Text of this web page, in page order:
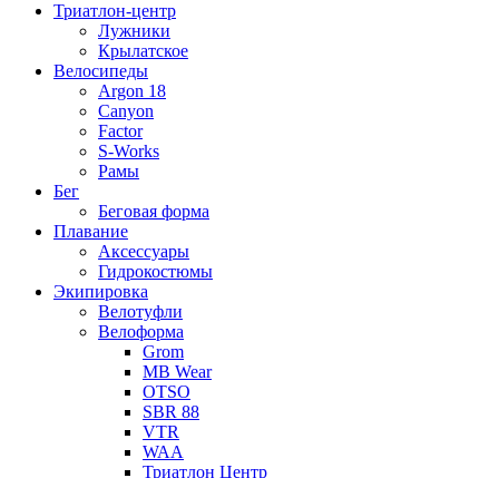
Триатлон-центр
Лужники
Крылатское
Велосипеды
Argon 18
Canyon
Factor
S-Works
Рамы
Бег
Беговая форма
Плавание
Аксессуары
Гидрокостюмы
Экипировка
Велотуфли
Велоформа
Grom
MB Wear
OTSO
SBR 88
VTR
WAA
Триатлон Центр